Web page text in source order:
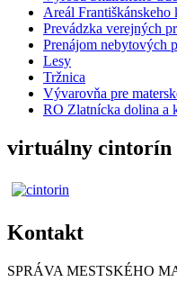
Areál Františkánskeho
Prevádzka verejných
Prenájom nebytových
Lesy
Tržnica
Vývarovňa pre
RO Zlatnícka dolina a
virtuálny cintorín
Kontakt
SPRÁVA MESTSKÉHO